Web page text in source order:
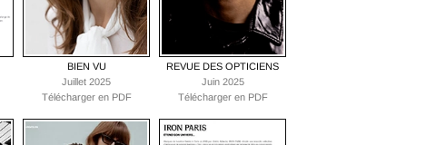
BIEN VU
Juillet 2025
Télécharger en PDF
REVUE DES OPTICIENS
Juin 2025
Télécharger en PDF